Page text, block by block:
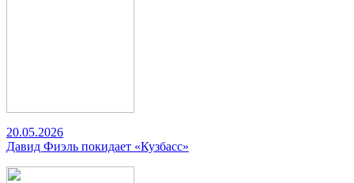
20.05.2026
Давид Фиэль покидает «Кузбасс»